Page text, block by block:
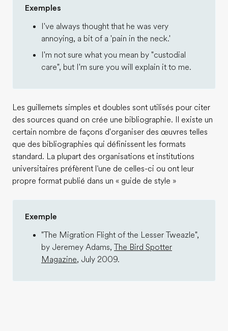
Exemples
I've always thought that he was very
annoying, a bit of a 'pain in the neck.'
I'm not sure what you mean by "custodial
care", but I'm sure you will explain it to me.
Les guillemets simples et doubles sont utilisés pour citer
des sources quand on crée une bibliographie. Il existe un
certain nombre de façons d'organiser des œuvres telles
que des bibliographies qui définissent les formats
standard. La plupart des organisations et institutions
universitaires préfèrent l’une de celles-ci ou ont leur
propre format publié dans un « guide de style »
Exemple
"The Migration Flight of the Lesser Tweazle",
by Jeremey Adams, The Bird Spotter
Magazine, July 2009.